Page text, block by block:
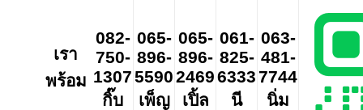
เรา
พร้อม
082-
750-
1307
กิ๊บ
065-
896-
5590
เพ็ญ
065-
896-
2469
เปิ้ล
061-
825-
6333
นี
063-
481-
7744
นิ่ม